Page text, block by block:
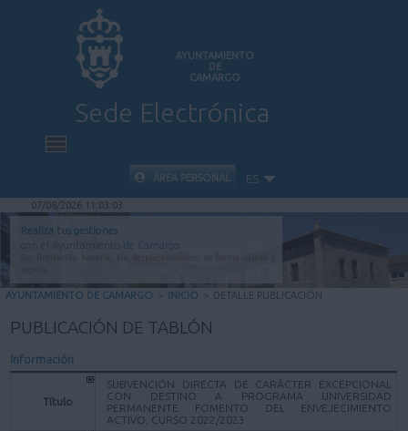
AYUNTAMIENTO
DE
CAMARGO
Sede Electrónica
INICIO
INFORMACIÓN PÚBLICA
CARPETA CIUDADANA
VALIDACIÓN DE DOCUMENTOS
ÁREA PERSONAL ES
07/08/2026 11:03:03
Realiza tus gestiones
con el Ayuntamiento de Camargo
AYUNTAMIENTO DE CAMARGO > INICIO > DETALLE PUBLICACIÓN
PUBLICACIÓN DE TABLÓN
Información
Título
SUBVENCIÓN DIRECTA DE CARÁCTER EXCEPCIONAL
CON DESTINO A PROGRAMA UNIVERSIDAD
PERMANENTE FOMENTO DEL ENVEJECIMIENTO
ACTIVO, CURSO 2022/2023